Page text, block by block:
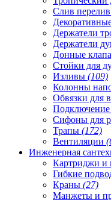
Слив
Держатели
Держатели
Донные
Стойки для
Изливы (109)
Колонны
Обвязки для
Подключение
Сифоны для
Трапы (172)
Вентиляции
Инженерная
Картриджи и
Гибкие
Краны (27)
Манжеты и